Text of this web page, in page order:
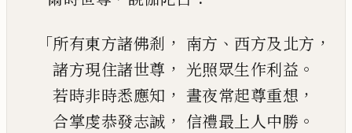
「所有東方諸佛剎 ， 南方 、 西方及北方 ，
諸方現住諸世尊 ， 光照眾生作利益 。
若時非時悉應知 ， 晝夜常起尊重想 ，
合掌虔恭發志誠 ， 信禮最上人中勝 。